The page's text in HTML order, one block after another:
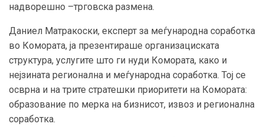
надворешно –трговска размена.
Даниел Матракоски, експерт за меѓународна соработка
во Комората, ја презентираше организациската
структура, услугите што ги нуди Комората, како и
нејзината регионална и меѓународна соработка. Тој се
осврна и на трите стратешки приоритети на Комората:
образование по мерка на бизнисот, извоз и регионална
соработка.